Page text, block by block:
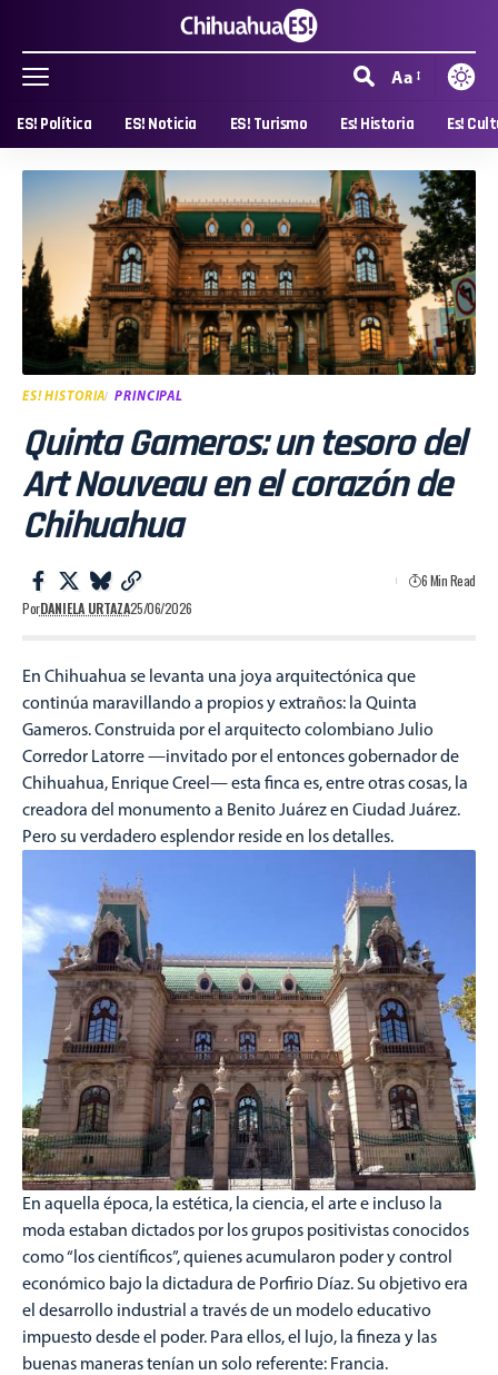
Aa
ES! Política ES! Noticia ES! Turismo Es! Historia Es!
ES! HISTORIA PRINCIPAL
Quinta Gameros: un tesoro del
Art Nouveau en el corazón de
Chihuahua
PorDANIELA URTAZA25/06/2026
6 Min Read
En Chihuahua se levanta una joya arquitectónica que
continúa maravillando a propios y extraños: la Quinta
Gameros. Construida por el arquitecto colombiano Julio
Corredor Latorre —invitado por el entonces gobernador de
Chihuahua, Enrique Creel— esta finca es, entre otras cosas, la
creadora del monumento a Benito Juárez en Ciudad Juárez.
Pero su verdadero esplendor reside en los detalles.
En aquella época, la estética, la ciencia, el arte e incluso la
moda estaban dictados por los grupos positivistas conocidos
como “los científicos”, quienes acumularon poder y control
económico bajo la dictadura de Porfirio Díaz. Su objetivo era
el desarrollo industrial a través de un modelo educativo
impuesto desde el poder. Para ellos, el lujo, la fineza y las
buenas maneras tenían un solo referente: Francia.